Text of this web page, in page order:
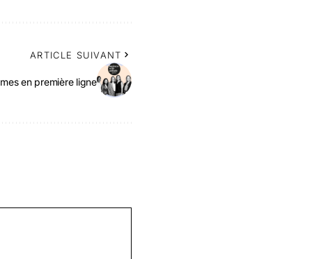
ARTICLE SUIVANT
en première ligne